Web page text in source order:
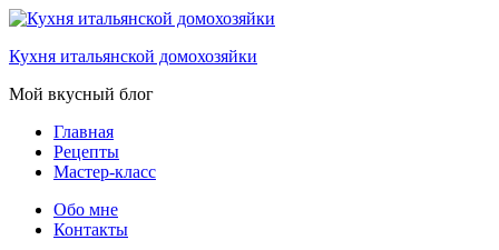
Кухня итальянской домохозяйки
Мой вкусный блог
Главная
Рецепты
Мастер-класс
Обо мне
Контакты